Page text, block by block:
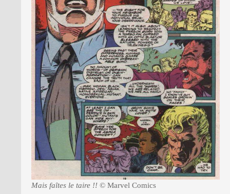
Mais faîtes le taire !! © Marvel Comics